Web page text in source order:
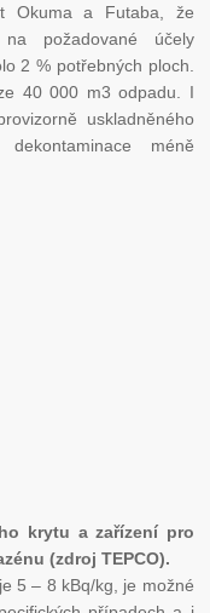
Okuma a Futaba, že
požadované účely
2 % potřebných ploch.
40 000 m3 odpadu. I
uskladněného
méně
krytu a zařízení pro
(zdroj TEPCO).
5 – 8 kBq/kg, je možné